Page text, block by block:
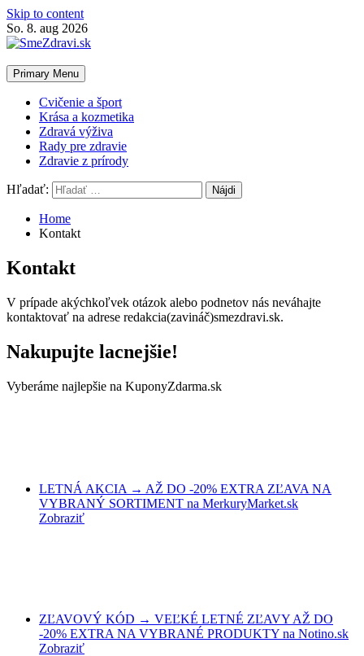
Skip to content
So. 8. aug 2026
Primary Menu
Cvičenie a šport
Krása a kozmetika
Zdravá výživa
Rady pre zdravie
Zdravie z prírody
Hľadať:
Home
Kontakt
Kontakt
V prípade akýchkoľvek otázok alebo podnetov nás neváhajte
kontaktovať na adrese redakcia(zavináč)smezdravi.sk.
Nakupujte lacnejšie!
Vyberáme najlepšie na KuponyZdarma.sk
LETNÁ AKCIA → AŽ DO -20% EXTRA ZĽAVA NA
VYBRANÝ SORTIMENT na MerkuryMarket.sk
Zobraziť
ZĽAVOVÝ KÓD → VEĽKÉ LETNÉ ZĽAVY AŽ DO
-20% EXTRA NA VYBRANÉ PRODUKTY na Notino.sk
Zobraziť